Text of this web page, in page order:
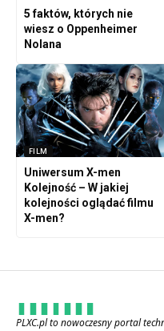
5 faktów, których nie
wiesz o Oppenheimer
Nolana
FILM
Uniwersum X-men
Kolejność – W jakiej
kolejności oglądać filmu
X-men?
PLXC.pl to nowoczesny portal